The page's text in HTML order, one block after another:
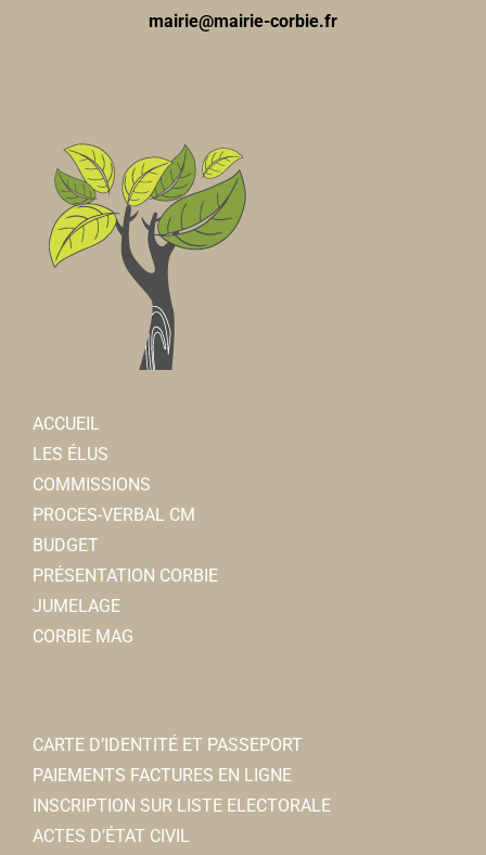
mairie@mairie-corbie.fr
ACCUEIL
LES ÉLUS
COMMISSIONS
PROCES-VERBAL CM
BUDGET
PRÉSENTATION CORBIE
JUMELAGE
CORBIE MAG
CARTE D’IDENTITÉ ET PASSEPORT
PAIEMENTS FACTURES EN LIGNE
INSCRIPTION SUR LISTE ELECTORALE
ACTES D’ÉTAT CIVIL